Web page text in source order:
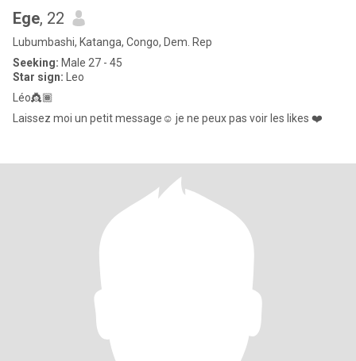
Ege, 22
Lubumbashi, Katanga, Congo, Dem. Rep
Seeking: Male 27 - 45
Star sign: Leo
Léo👸🏾
Laissez moi un petit message☺️ je ne peux pas voir les likes ❤️